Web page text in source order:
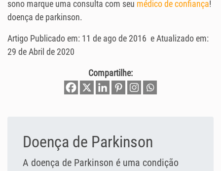
sono marque uma consulta com seu médico de confiança!
doença de parkinson.
Artigo Publicado em: 11 de ago de 2016 e Atualizado em:
29 de Abril de 2020
Compartilhe:
Doença de Parkinson
A doença de Parkinson é uma condição